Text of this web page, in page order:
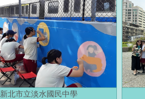
新北市立淡水國民中學